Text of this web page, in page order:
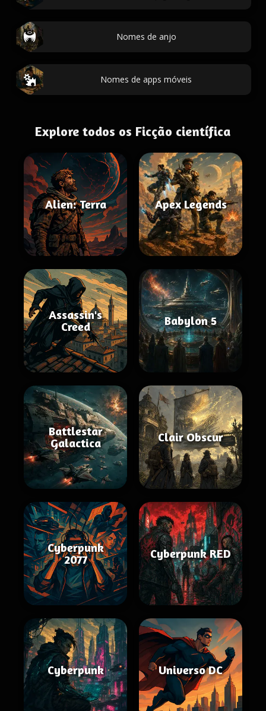
Nomes de anjo
Nomes de apps móveis
Explore todos os Ficção científica
Alien: Terra Apex Legends
Assassin's
Creed
Babylon 5
Battlestar
Galactica
Clair Obscur
Cyberpunk
2077
Cyberpunk RED
Cyberpunk Universo DC